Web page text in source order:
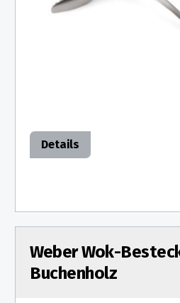
Details
Weber Wok-
Buchenholz